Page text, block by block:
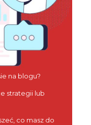
na blogu?
strategii lub
co masz do